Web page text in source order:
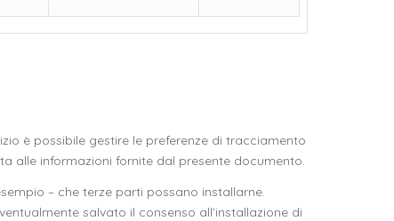
è possibile gestire le preferenze di tracciamento
alle informazioni fornite dal presente documento.
– che terze parti possano installarne.
salvato il consenso all’installazione di